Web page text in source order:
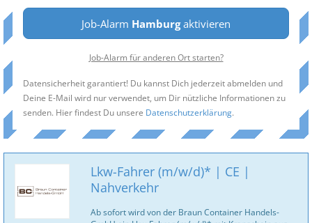
Job-Alarm Hamburgaktivieren
Job-Alarm für anderen Ort starten?
Datensicherheit garantiert! Du kannst Dich jederzeit abmelden und
Deine E-Mail wird nur verwendet, um Dir nützliche Informationen zu
senden. Hier findest Du unsere Datenschutzerklärung.
Lkw-Fahrer (m/w/d)* | CE |
Nahverkehr
Ab sofort wird von der Braun Container Handels-